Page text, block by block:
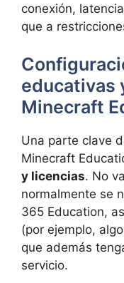
conexión,
que a
educativas
Minecraft
Una parte clave
Minecraft
y licencias. No
normalmente se
365 Education,
(por ejemplo,
que además
servicio.